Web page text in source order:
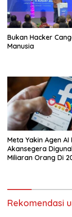
Bukan Hacker
Manusia
Meta Yakin Agen AI
Akansegera
Miliaran Orang Di
Rekomendasi